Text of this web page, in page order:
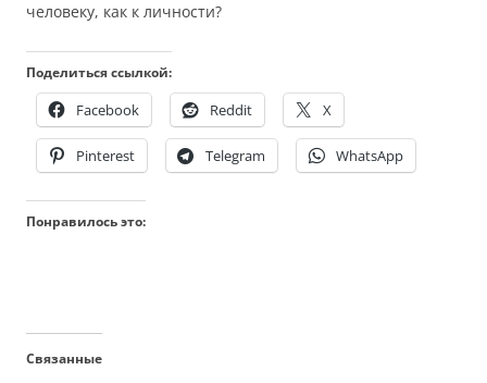
человеку, как к личности?
Поделиться ссылкой:
Facebook Reddit X
Pinterest Telegram WhatsApp
Понравилось это:
Связанные